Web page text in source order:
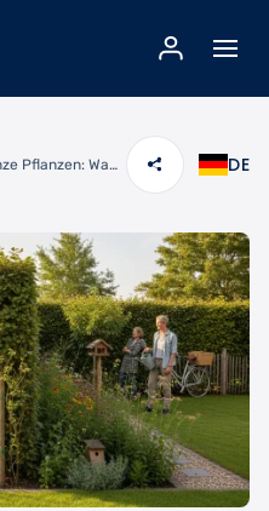
Grundstück Grenze Pflanzen: Was darf wo wachsen? DE